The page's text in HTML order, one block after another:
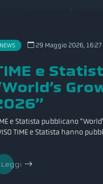
NEWS 29 Maggio 2026, 16:27
e
e Statista pubblicano
TIME e Statista hanno
Leggi